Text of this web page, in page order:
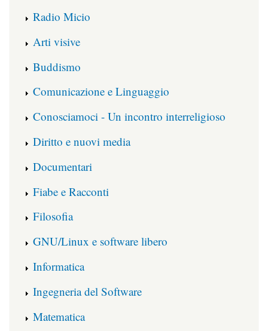
Radio Micio
Arti visive
Buddismo
Comunicazione e Linguaggio
Conosciamoci - Un incontro interreligioso
Diritto e nuovi media
Documentari
Fiabe e Racconti
Filosofia
GNU/Linux e software libero
Informatica
Ingegneria del Software
Matematica